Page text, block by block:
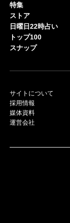
特集
ストア
日曜日22時占い
トップ100
スナップ
サイトについて
採用情報
媒体資料
運営会社